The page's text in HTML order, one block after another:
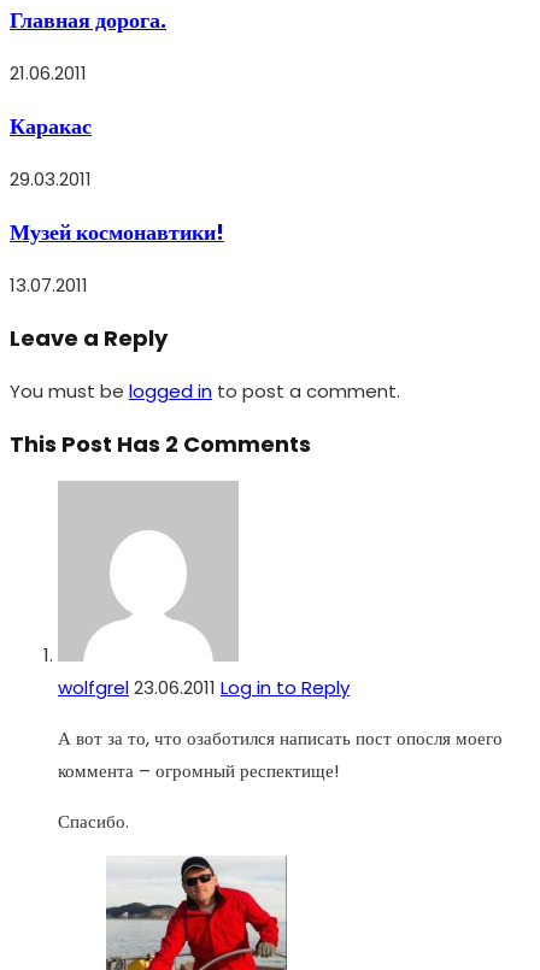
Главная дорога.
21.06.2011
Каракас
29.03.2011
Музей космонавтики!
13.07.2011
Leave a Reply
You must be logged in to post a comment.
This Post Has 2 Comments
wolfgrel23.06.2011 Log in to Reply
А вот за то, что озаботился написать пост опосля моего
коммента – огромный респектище!
Спасибо.